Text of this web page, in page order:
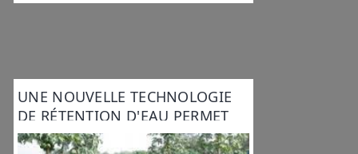
UNE NOUVELLE TECHNOLOGIE
DE RÉTENTION D'EAU PERMET
D'IRRIGUER DES ZONES ARIDES